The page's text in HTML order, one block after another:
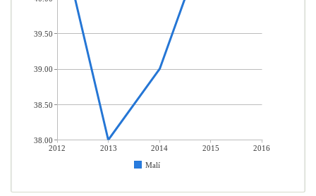
2012 2013 2014 2015
2016
Malí
39.50
39.00
38.50
38.00